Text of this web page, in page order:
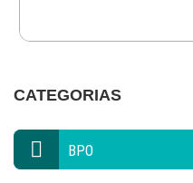
CATEGORIAS
BPO